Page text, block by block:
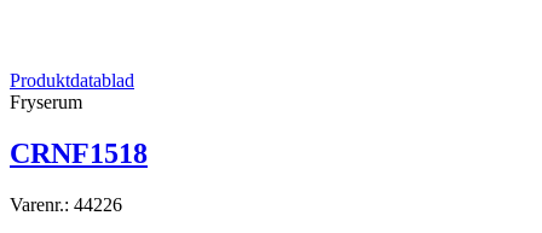
Produktdatablad
Fryserum
CRNF1518
Varenr.: 44226